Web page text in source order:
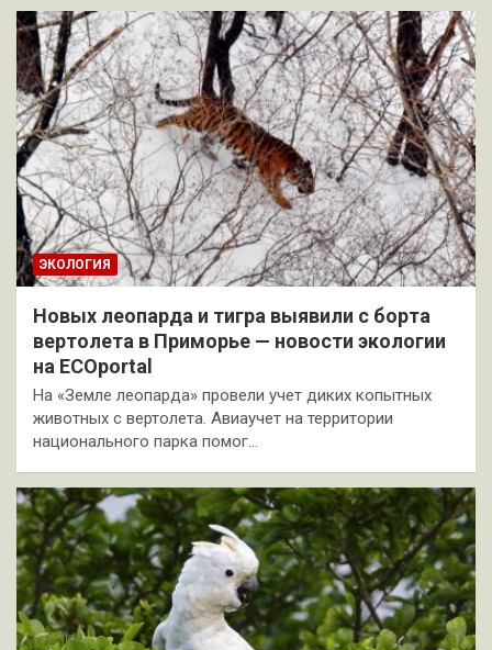
ЭКОЛОГИЯ
Новых леопарда и тигра выявили с борта
вертолета в Приморье — новости экологии
на ECOportal
На «Земле леопарда» провели учет диких копытных
животных с вертолета. Авиаучет на территории
национального парка помог…